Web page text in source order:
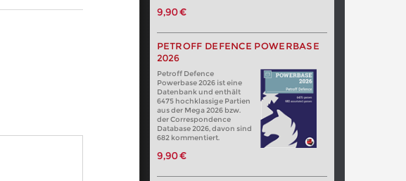
9,90 €
PETROFF DEFENCE POWERBASE
2026
Petroff Defence
Powerbase 2026 ist eine
Datenbank und enthält
6475 hochklassige Partien
aus der Mega 2026 bzw.
der Correspondence
Database 2026, davon sind
682 kommentiert.
9,90 €